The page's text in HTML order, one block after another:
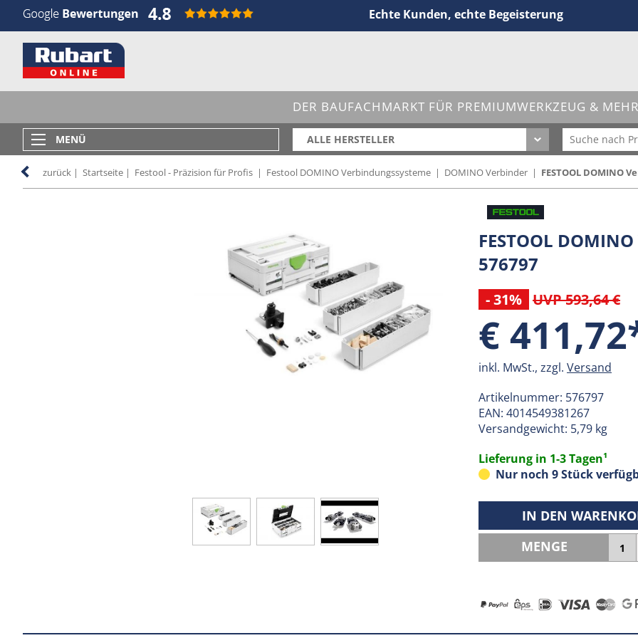
Echte Kunden, echte Begeisterung
DER BAUFACHMARKT FÜR PREMIUMWERKZEUG &
MENÜ ALLE HERSTELLER
zurück | Startseite | Festool - Präzision für Profis | Festool DOMINO Verbindungssysteme | DOMINO Verbinder | FESTOOL DOMINO
FESTOOL
576797
- 31% UVP 593,64 €
€
inkl. MwSt., zzgl. Versand
Artikelnummer: 576797
EAN: 4014549381267
Versandgewicht: 5,79 kg
Lieferung in 1-3 Tagen¹
Nur noch 9 Stück
IN DEN
MENGE